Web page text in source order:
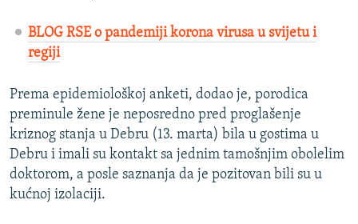
BLOG RSE o pandemiji korona virusa u svijetu i
regiji
Prema epidemiološkoj anketi, dodao je, porodica
preminule žene je neposredno pred proglašenje
kriznog stanja u Debru (13. marta) bila u gostima u
Debru i imali su kontakt sa jednim tamošnjim obolelim
doktorom, a posle saznanja da je pozitovan bili su u
kućnoj izolaciji.